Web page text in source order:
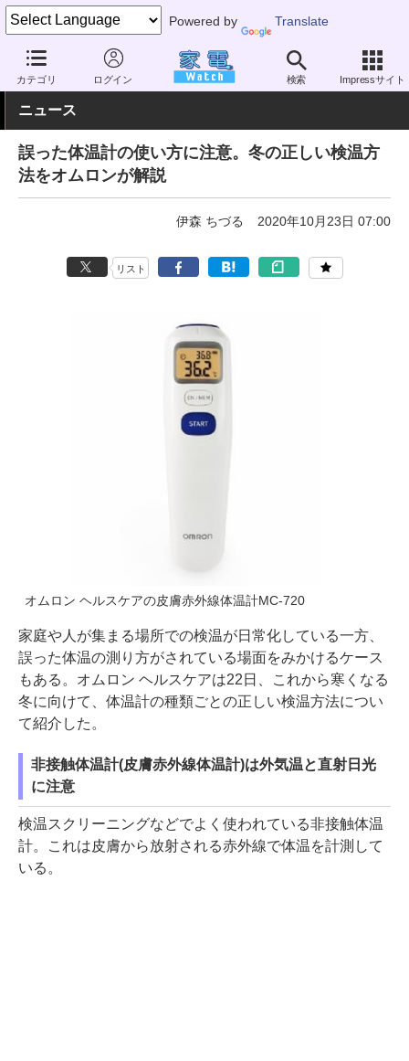
Powered by Translate
カテゴリ ログイン 検索 Impressサイト
家電 Watch ヘルスケア 健康家電
ニュース
誤った体温計の使い方に注意。冬の正しい検温方
法をオムロンが解説
伊森 ちづる 2020年10月23日 07:00
リスト
オムロン ヘルスケアの皮膚赤外線体温計MC-720
家庭や人が集まる場所での検温が日常化している一方、
誤った体温の測り方がされている場面をみかけるケース
もある。オムロン ヘルスケアは22日、これから寒くなる
冬に向けて、体温計の種類ごとの正しい検温方法につい
て紹介した。
非接触体温計(皮膚赤外線体温計)は外気温と直射日光
に注意
検温スクリーニングなどでよく使われている非接触体温
計。これは皮膚から放射される赤外線で体温を計測して
いる。